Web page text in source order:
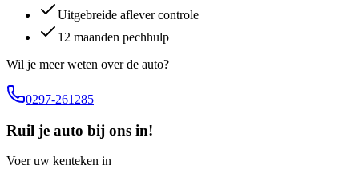
Uitgebreide aflever controle
12 maanden pechhulp
Wil je meer weten over de auto?
0297-261285
Ruil je auto bij ons in!
Voer uw kenteken in